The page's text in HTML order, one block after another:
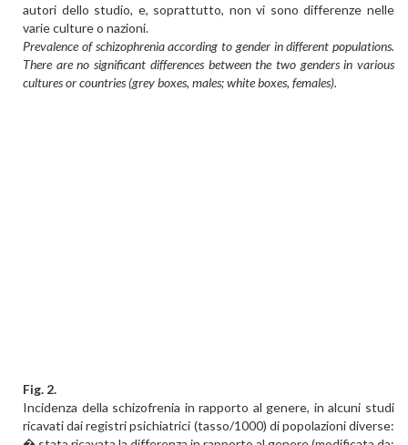
autori dello studio, e, soprattutto, non vi sono differenze nelle
varie culture o nazioni.
Prevalence of schizophrenia according to gender in different populations.
There are no significant differences between the two genders in various
cultures or countries (grey boxes, males; white boxes, females).
Fig. 2.
Incidenza della schizofrenia in rapporto al genere, in alcuni studi
ricavati dai registri psichiatrici (tasso/1000) di popolazioni diverse: